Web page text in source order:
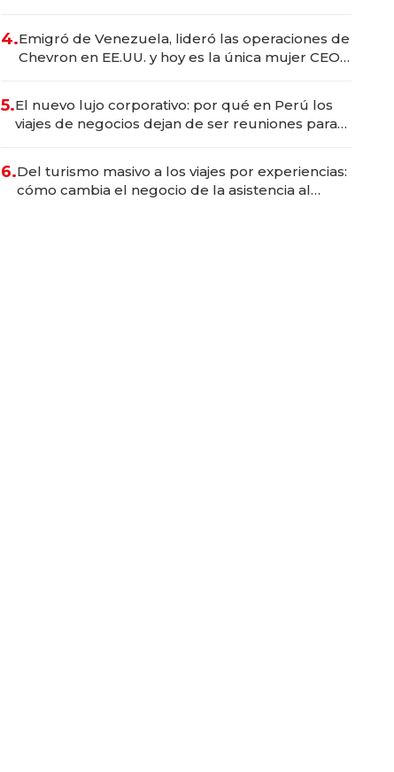
4.Emigró de Venezuela, lideró las operaciones de
Chevron en EE.UU. y hoy es la única mujer CEO
5.El nuevo lujo corporativo: por qué en Perú los
viajes de negocios dejan de ser reuniones para
6.Del turismo masivo a los viajes por experiencias:
cómo cambia el negocio de la asistencia al